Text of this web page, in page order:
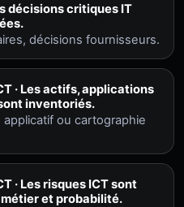
décisions critiques IT
décisions fournisseurs.
· Les actifs, applications
inventoriés.
ou cartographie
· Les risques ICT sont
et probabilité.